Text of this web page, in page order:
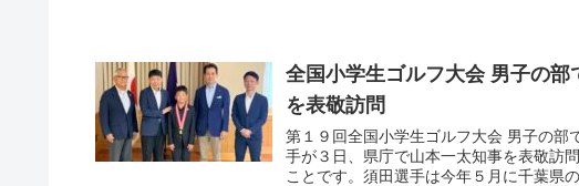
全国小学生ゴルフ大会 男子の
を表敬訪問
第１９回全国小学生ゴルフ大会 男子の部
手が３日、県庁で山本一太知事を表敬訪
ことです。須田選手は今年５月に千葉県